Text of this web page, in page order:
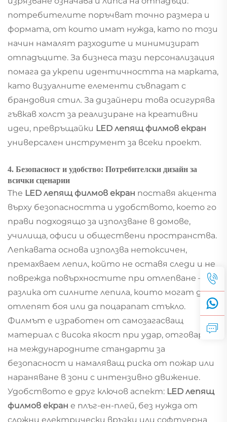
потребителите поръчват точно размера и
формата, от които имат нужда, като по този
начин намалят разходите и минимизират
отпадъците. За бизнеса тази персонализация
помага да укрепи идентичността на марката,
като визуалните елементи съвпадат с
брандовия стил. За дизайнери това осигурява
гъвкав холст за реализиране на креативни
идеи, превръщайки LED лепящ филмов екран
универсален инструмент за всеки проект.
4. Безопасност и удобство: Потребителски дизайн за
всички сценарии
The LED лепящ филмов екран поставя акцента
върху безопасността и удобството, което го
прави подходящо за използване в домове,
училища, офиси и обществени пространства.
Лепкавата основа използва нетоксичен,
премахваем лепил, който не оставя следи и не
поврежда повърхностите при отлепване — за
разлика от силните лепила, които могат да
отлепят боя или да поцарапат стъкло.
Филмът е изработен от самозагасващ
материал с висока якост при удар, отговарящ
на международните стандарти за
безопасност и намаляващ риска от пожар или
нараняване в зони с интензивно движение.
Удобството е друг ключов аспект: LED лепящ
филмов екран е плъг-ен-плей, без нужда от
сложни електрически връзки или софтуерна